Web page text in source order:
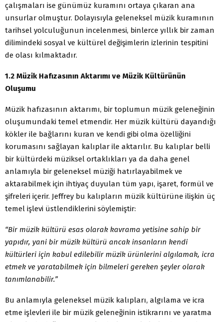
çalışmaları ise günümüz kuramını ortaya çıkaran ana
unsurlar olmuştur. Dolayısıyla geleneksel müzik kuramının
tarihsel yolculuğunun incelenmesi, binlerce yıllık bir zaman
dilimindeki sosyal ve kültürel değişimlerin izlerinin tespitini
de olası kılmaktadır.
1.2 Müzik Hafızasının Aktarımı ve Müzik Kültürünün
Oluşumu
Müzik hafızasının aktarımı, bir toplumun müzik geleneğinin
oluşumundaki temel etmendir. Her müzik kültürü dayandığı
kökler ile bağlarını kuran ve kendi gibi olma özelliğini
korumasını sağlayan kalıplar ile aktarılır. Bu kalıplar belli
bir kültürdeki müziksel ortaklıkları ya da daha genel
anlamıyla bir geleneksel müziği hatırlayabilmek ve
aktarabilmek için ihtiyaç duyulan tüm yapı, işaret, formül ve
şifreleri içerir. Jeffrey bu kalıpların müzik kültürüne ilişkin üç
temel işlevi üstlendiklerini söylemiştir:
“Bir müzik kültürü esas olarak kavrama yetisine sahip bir
yapıdır, yani bir müzik kültürü ancak insanların kendi
kültürleri için kabul edilebilir müzik ürünlerini algılamak, icra
etmek ve yaratabilmek için bilmeleri gereken şeyler olarak
tanımlanabilir.”
Bu anlamıyla geleneksel müzik kalıpları, algılama ve icra
etme işlevleri ile bir müzik geleneğinin istikrarını ve yaratma